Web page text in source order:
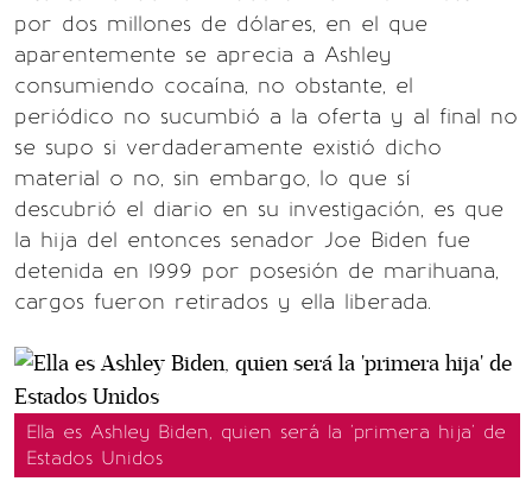
por dos millones de dólares, en el que
aparentemente se aprecia a Ashley
consumiendo cocaína, no obstante, el
periódico no sucumbió a la oferta y al final no
se supo si verdaderamente existió dicho
material o no, sin embargo, lo que sí
descubrió el diario en su investigación, es que
la hija del entonces senador Joe Biden fue
detenida en 1999 por posesión de marihuana,
cargos fueron retirados y ella liberada.
Ella es Ashley Biden, quien será la 'primera hija' de
Estados Unidos